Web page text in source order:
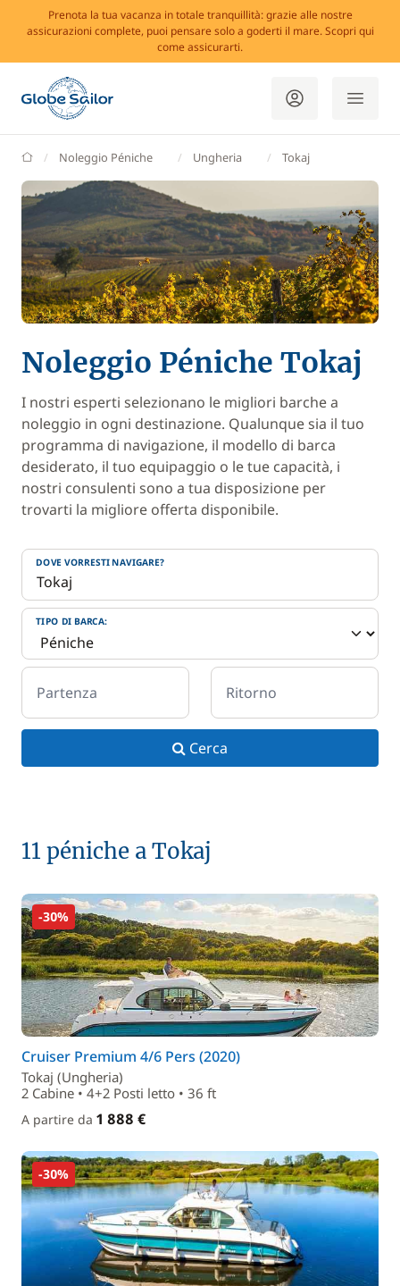
Prenota la tua vacanza in totale tranquillità: grazie alle nostre
assicurazioni complete, puoi pensare solo a goderti il mare. Scopri qui
come assicurarti.
GlobeSailor
Noleggio Péniche Ungheria Tokaj
Noleggio Péniche Tokaj
I nostri esperti selezionano le migliori barche a
noleggio in ogni destinazione. Qualunque sia il tuo
programma di navigazione, il modello di barca
desiderato, il tuo equipaggio o le tue capacità, i
nostri consulenti sono a tua disposizione per
trovarti la migliore offerta disponibile.
DOVE VORRESTI NAVIGARE?
TIPO DI BARCA:
Partenza Ritorno
Cerca
11 péniche a Tokaj
-30%
Cruiser Premium 4/6 Pers (2020)
Tokaj (Ungheria)
2 Cabine • 4+2 Posti letto • 36 ft
A partire da 1 888 €
-30%